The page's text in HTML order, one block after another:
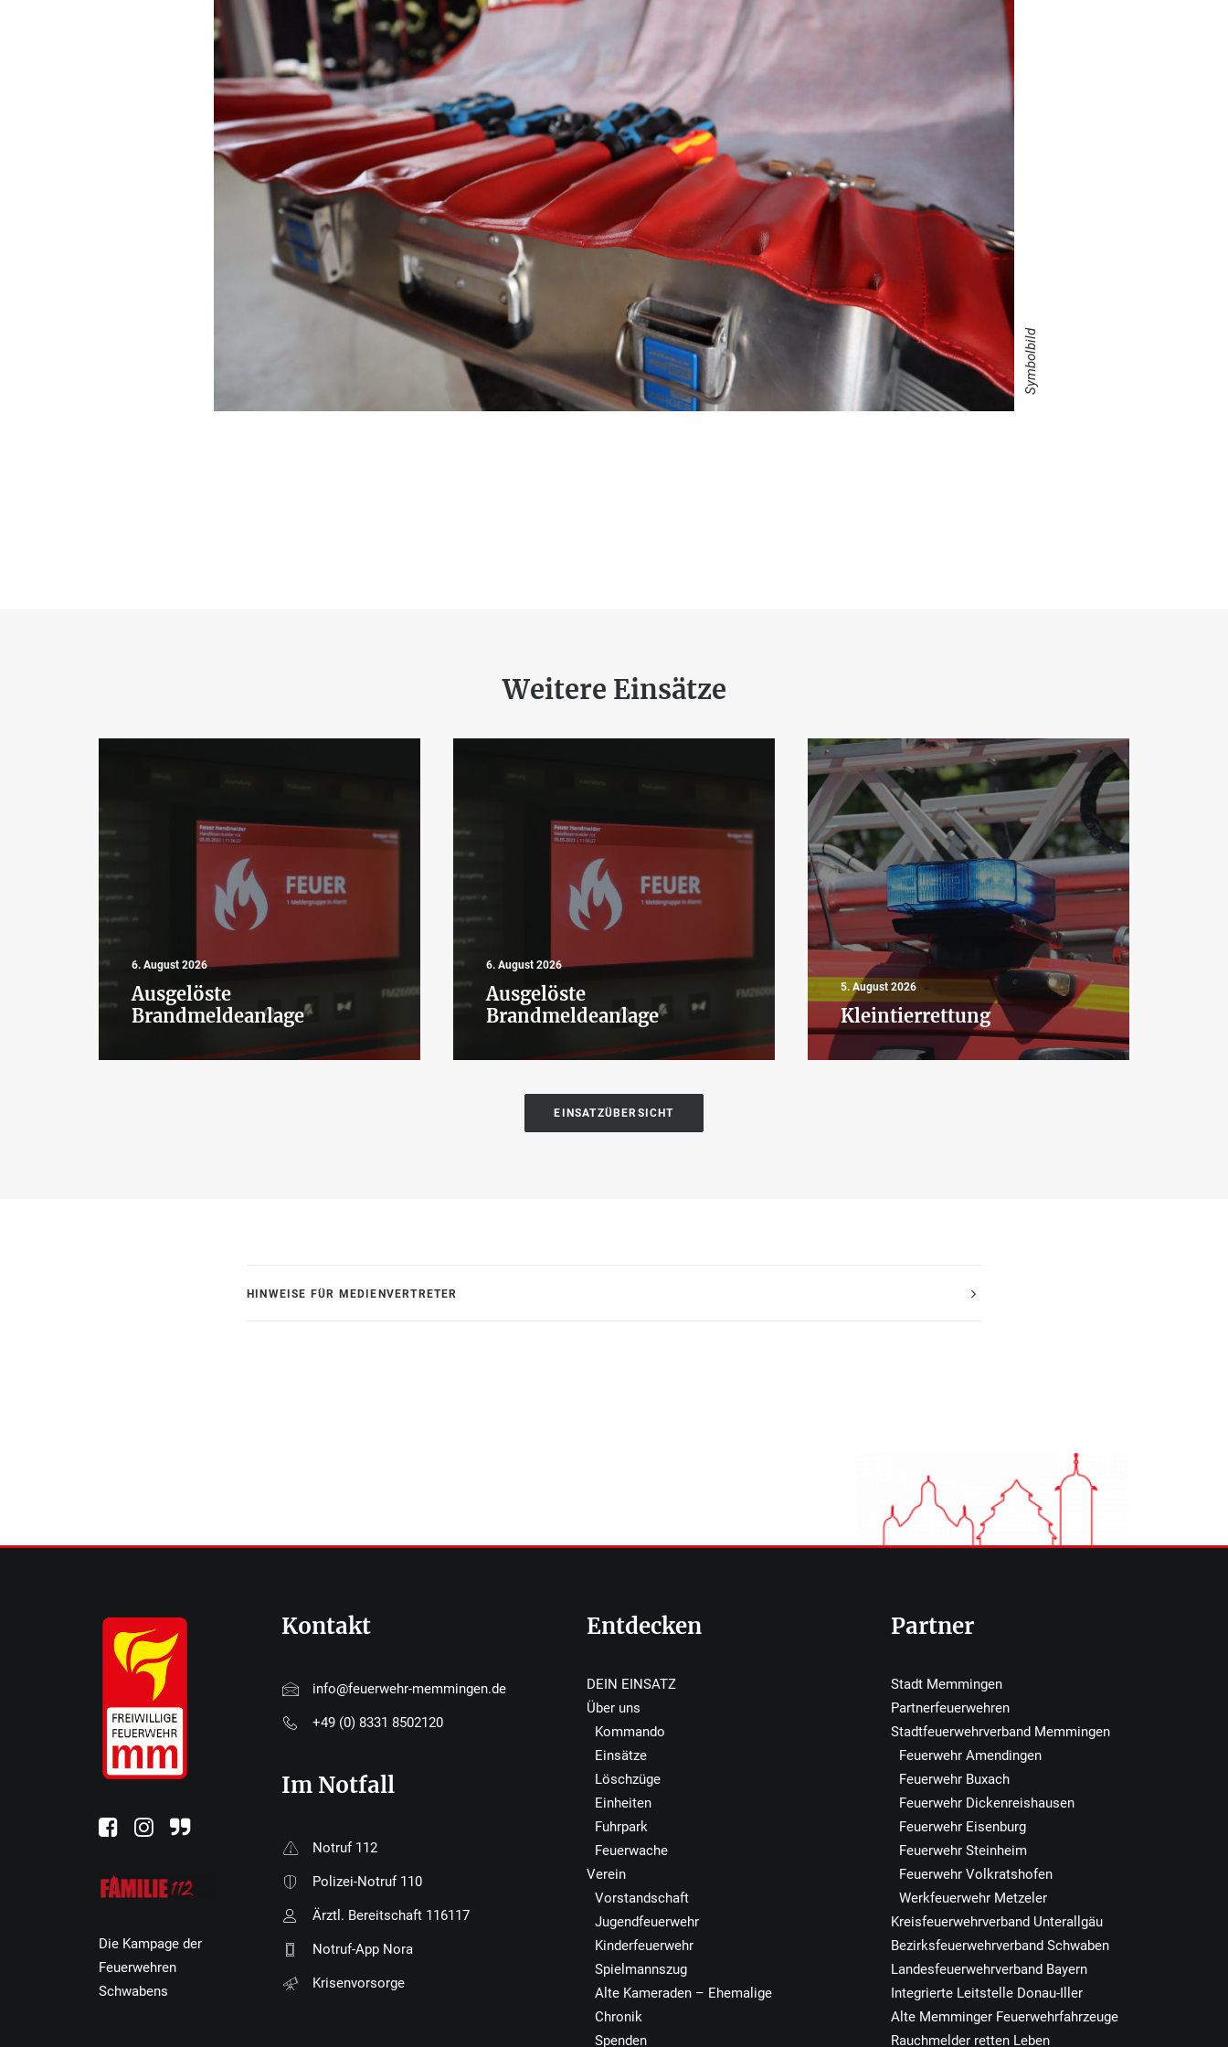
Symbolbild
Weitere Einsätze
6. August 2026
Ausgelöste
Brandmeldeanlage
6. August 2026
Ausgelöste
Brandmeldeanlage
5. August 2026
Kleintierrettung
EINSATZÜBERSICHT
HINWEISE FÜR MEDIENVERTRETER
Die Kampage der
Feuerwehren
Schwabens
Kontakt
info@feuerwehr-memmingen.de
+49 (0) 8331 8502120
Im Notfall
Notruf 112
Polizei-Notruf 110
Ärztl. Bereitschaft 116117
Notruf-App Nora
Krisenvorsorge
Entdecken
DEIN EINSATZ
Über uns
Kommando
Einsätze
Löschzüge
Einheiten
Fuhrpark
Feuerwache
Verein
Vorstandschaft
Jugendfeuerwehr
Kinderfeuerwehr
Spielmannszug
Alte Kameraden – Ehemalige
Chronik
Spenden
Partner
Stadt Memmingen
Partnerfeuerwehren
Stadtfeuerwehrverband Memmingen
Feuerwehr Amendingen
Feuerwehr Buxach
Feuerwehr Dickenreishausen
Feuerwehr Eisenburg
Feuerwehr Steinheim
Feuerwehr Volkratshofen
Werkfeuerwehr Metzeler
Kreisfeuerwehrverband Unterallgäu
Bezirksfeuerwehrverband Schwaben
Landesfeuerwehrverband Bayern
Integrierte Leitstelle Donau-Iller
Alte Memminger Feuerwehrfahrzeuge
Rauchmelder retten Leben